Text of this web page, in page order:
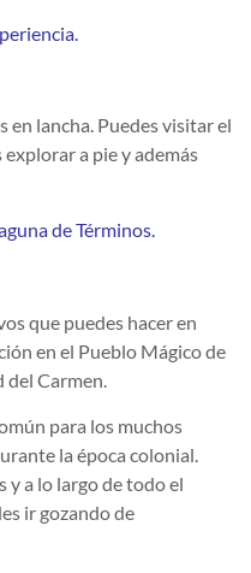
en lancha. Puedes visitar el
a pie y además
de Términos.
que puedes hacer en
en el Pueblo Mágico de
Carmen.
para los muchos
la época colonial.
y a lo largo de todo el
ir gozando de